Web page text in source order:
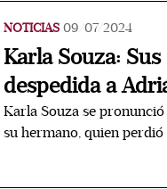
NOTICIAS 09/07/2024
Karla Souza:
despedida a
Karla Souza se
su hermano, quien